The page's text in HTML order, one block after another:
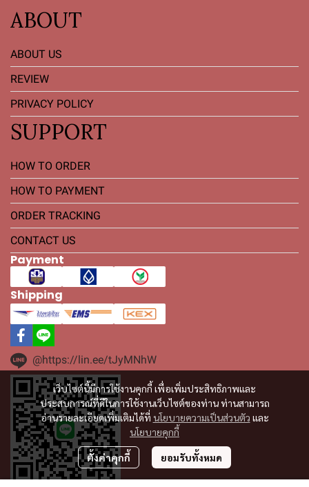
เว็บไซต์นี้มีการใช้งานคุกกี้ เพื่อเพิ่มประสิทธิภาพและ
ประสบการณ์ที่ดีในการใช้งานเว็บไซต์ของท่าน ท่านสามารถ
อ่านรายละเอียดเพิ่มเติมได้ที่ นโยบายความเป็นส่วนตัว และ
นโยบายคุกกี้
ตั้งค่าคุกกี้ ยอมรับทั้งหมด
ABOUT
ABOUT US
REVIEW
PRIVACY POLICY
SUPPORT
HOW TO ORDER
HOW TO PAYMENT
ORDER TRACKING
CONTACT US
Payment
Shipping
@https://lin.ee/tJyMNhW